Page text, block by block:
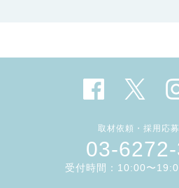
取材依頼・採用応
03-
受付時間：10:00〜